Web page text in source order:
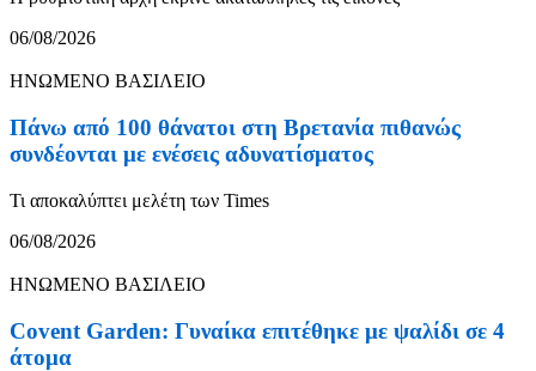
06/08/2026
ΗΝΩΜΕΝΟ ΒΑΣΙΛΕΙΟ
Πάνω από 100 θάνατοι στη Βρετανία πιθανώς
συνδέονται με ενέσεις αδυνατίσματος
Τι αποκαλύπτει μελέτη των Times
06/08/2026
ΗΝΩΜΕΝΟ ΒΑΣΙΛΕΙΟ
Covent Garden: Γυναίκα επιτέθηκε με ψαλίδι σε 4
άτομα